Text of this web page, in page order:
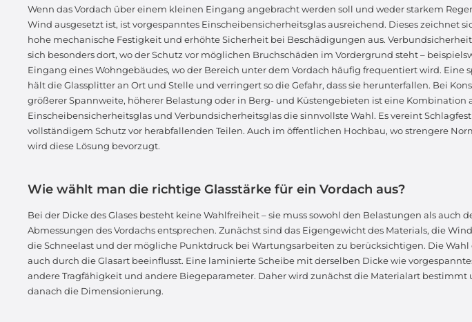
Wenn das Vordach über einem kleinen Eingang angebracht werden soll und weder starkem
Wind ausgesetzt ist, ist vorgespanntes Einscheibensicherheitsglas ausreichend. Dieses zeichnet
hohe mechanische Festigkeit und erhöhte Sicherheit bei Beschädigungen aus.
sich besonders dort, wo der Schutz vor möglichen Bruchschäden im Vordergrund steht –
Eingang eines Wohngebäudes, wo der Bereich unter dem Vordach häufig frequentiert wird. Eine
hält die Glassplitter an Ort und Stelle und verringert so die Gefahr, dass sie herunterfallen. Bei
größerer Spannweite, höherer Belastung oder in Berg- und Küstengebieten ist eine Kombination
Einscheibensicherheitsglas und Verbundsicherheitsglas die sinnvollste Wahl. Es vereint
vollständigem Schutz vor herabfallenden Teilen. Auch im öffentlichen Hochbau, wo strengere
wird diese Lösung bevorzugt.
Wie wählt man die richtige Glasstärke für ein Vordach aus?
Bei der Dicke des Glases besteht keine Wahlfreiheit – sie muss sowohl den Belastungen als auch
Abmessungen des Vordachs entsprechen. Zunächst sind das Eigengewicht des Materials, die
die Schneelast und der mögliche Punktdruck bei Wartungsarbeiten zu berücksichtigen. Die Wahl
auch durch die Glasart beeinflusst. Eine laminierte Scheibe mit derselben Dicke wie
andere Tragfähigkeit und andere Biegeparameter. Daher wird zunächst die Materialart bestimmt
danach die Dimensionierung.